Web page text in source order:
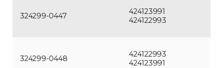
324299-0447
424123991
424122993
324299-0448
424122993
424123991